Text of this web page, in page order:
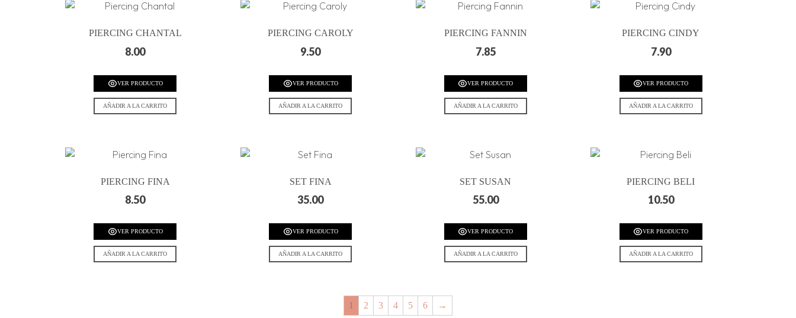
PIERCING CHANTAL
8.00
VER PRODUCTO
AÑADIR A LA CARRITO
PIERCING CAROLY
9.50
VER PRODUCTO
AÑADIR A LA CARRITO
PIERCING FANNIN
7.85
VER PRODUCTO
AÑADIR A LA CARRITO
PIERCING CINDY
7.90
VER PRODUCTO
AÑADIR A LA CARRITO
PIERCING FINA
8.50
VER PRODUCTO
AÑADIR A LA CARRITO
SET FINA
35.00
VER PRODUCTO
AÑADIR A LA CARRITO
SET SUSAN
55.00
VER PRODUCTO
AÑADIR A LA CARRITO
PIERCING BELI
10.50
VER PRODUCTO
AÑADIR A LA CARRITO
1 2 3 4 5 6 →